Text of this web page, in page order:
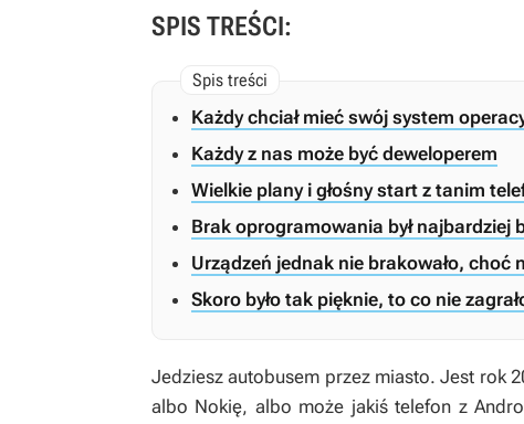
SPIS TREŚCI:
Każdy chciał mieć swój system
Każdy z nas może być deweloperem
Wielkie plany i głośny start z tanim
Brak oprogramowania był najbardziej
Urządzeń jednak nie brakowało, choć
Skoro było tak pięknie, to co nie
Jedziesz autobusem przez miasto. Jest rok
albo Nokię, albo może jakiś telefon z